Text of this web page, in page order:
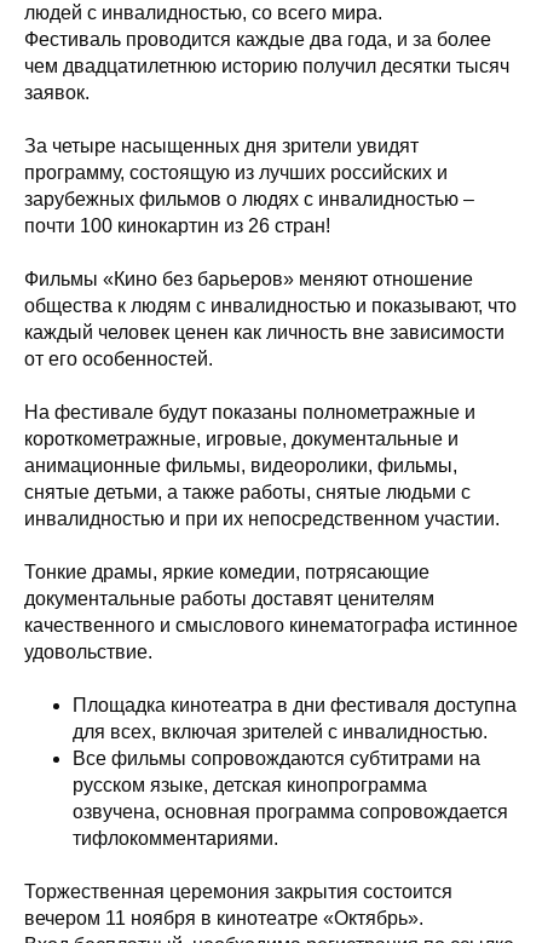
людей с инвалидностью, со всего мира.
Фестиваль проводится каждые два года, и за более
чем двадцатилетнюю историю получил десятки тысяч
заявок.
За четыре насыщенных дня зрители увидят
программу, состоящую из лучших российских и
зарубежных фильмов о людях с инвалидностью –
почти 100 кинокартин из 26 стран!
Фильмы «Кино без барьеров» меняют отношение
общества к людям с инвалидностью и показывают, что
каждый человек ценен как личность вне зависимости
от его особенностей.
На фестивале будут показаны полнометражные и
короткометражные, игровые, документальные и
анимационные фильмы, видеоролики, фильмы,
снятые детьми, а также работы, снятые людьми с
инвалидностью и при их непосредственном участии.
Тонкие драмы, яркие комедии, потрясающие
документальные работы доставят ценителям
качественного и смыслового кинематографа истинное
удовольствие.
Площадка кинотеатра в дни фестиваля доступна
для всех, включая зрителей с инвалидностью.
Все фильмы сопровождаются субтитрами на
русском языке, детская кинопрограмма
озвучена, основная программа сопровождается
тифлокомментариями.
Торжественная церемония закрытия состоится
вечером 11 ноября в кинотеатре «Октябрь».